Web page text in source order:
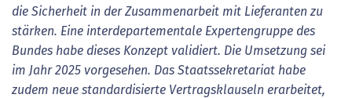
die Sicherheit in der Zusammenarbeit mit Lieferanten zu
stärken. Eine interdepartementale Expertengruppe des
Bundes habe dieses Konzept validiert. Die Umsetzung sei
im Jahr 2025 vorgesehen. Das Staatssekretariat habe
zudem neue standardisierte Vertragsklauseln erarbeitet,